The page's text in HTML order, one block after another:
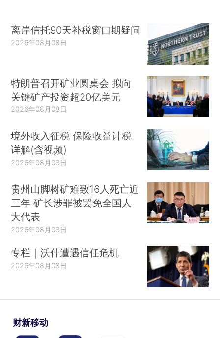
离岸信托90天补税窗口期疑问
2026年08月08日
特朗普召开矿业圆桌会 拟向
关键矿产投资超20亿美元
2026年08月08日
境外收入征税 保险收益计税
详解(含视频)
2026年08月08日
贵州山脚树矿难致16人死亡近
三年 矿长涉罪被罢免全国人
大代表
2026年08月08日
专栏｜沃什遭遇信任危机
2026年08月08日
财新移动